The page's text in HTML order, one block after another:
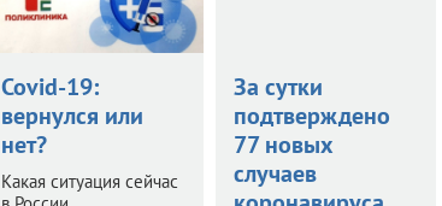
Covid-19:
вернулся или
нет?
Какая ситуация сейчас
За сутки
подтверждено
77 новых
случаев